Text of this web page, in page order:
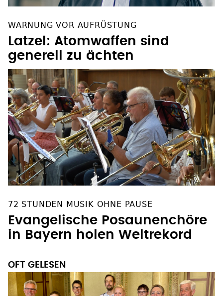
WARNUNG VOR AUFRÜSTUNG
Latzel: Atomwaffen sind
generell zu ächten
72 STUNDEN MUSIK OHNE PAUSE
Evangelische Posaunenchöre
in Bayern holen Weltrekord
OFT GELESEN